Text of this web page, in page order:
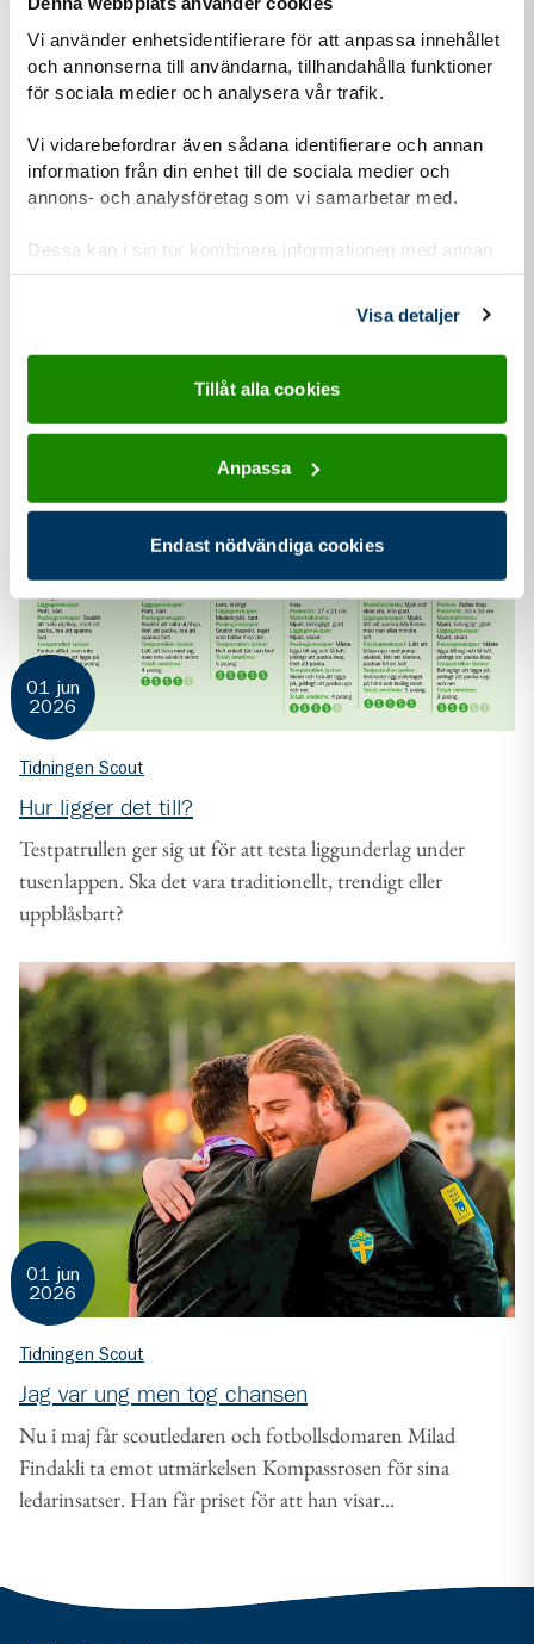
Vi använder enhetsidentifierare för att anpassa innehållet
och annonserna till användarna, tillhandahålla funktioner
för sociala medier och analysera vår trafik.
Vi vidarebefordrar även sådana identifierare och annan
information från din enhet till de sociala medier och
annons- och analysföretag som vi samarbetar med.
Dessa kan i sin tur kombinera informationen med annan
information som du har tillhandahållit eller som de har
Visa detaljer
Tillåt alla cookies
Anpassa
Endast nödvändiga cookies
02 jun
Tidningen Scout
01 jun
2026
Tidningen Scout
Hur ligger det till?
Testpatrullen ger sig ut för att testa liggunderlag under
tusenlappen. Ska det vara traditionellt, trendigt eller
uppblåsbart?
01 jun
2026
Tidningen Scout
Jag var ung men tog chansen
Nu i maj får scoutledaren och fotbollsdomaren Milad
Findakli ta emot utmärkelsen Kompassrosen för sina
ledarinsatser. Han får priset för att han visar...